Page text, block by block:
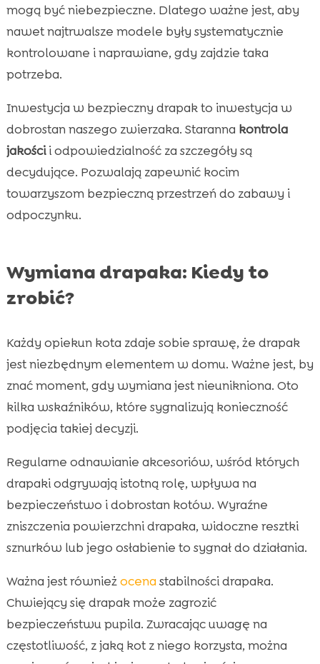
mogą być niebezpieczne. Dlatego ważne jest, aby
nawet najtrwalsze modele były systematycznie
kontrolowane i naprawiane, gdy zajdzie taka
potrzeba.
Inwestycja w bezpieczny drapak to inwestycja w
dobrostan naszego zwierzaka. Staranna kontrola
jakościi odpowiedzialność za szczegóły są
decydujące. Pozwalają zapewnić kocim
towarzyszom bezpieczną przestrzeń do zabawy i
odpoczynku.
Wymiana drapaka: Kiedy to
zrobić?
Każdy opiekun kota zdaje sobie sprawę, że drapak
jest niezbędnym elementem w domu. Ważne jest, by
znać moment, gdy wymiana jest nieunikniona. Oto
kilka wskaźników, które sygnalizują konieczność
podjęcia takiej decyzji.
Regularne odnawianie akcesoriów, wśród których
drapaki odgrywają istotną rolę, wpływa na
bezpieczeństwo i dobrostan kotów. Wyraźne
zniszczenia powierzchni drapaka, widoczne resztki
sznurków lub jego osłabienie to sygnał do działania.
Ważna jest równieżocena stabilności drapaka.
Chwiejący się drapak może zagrozić
bezpieczeństwu pupila. Zwracając uwagę na
częstotliwość, z jaką kot z niego korzysta, można